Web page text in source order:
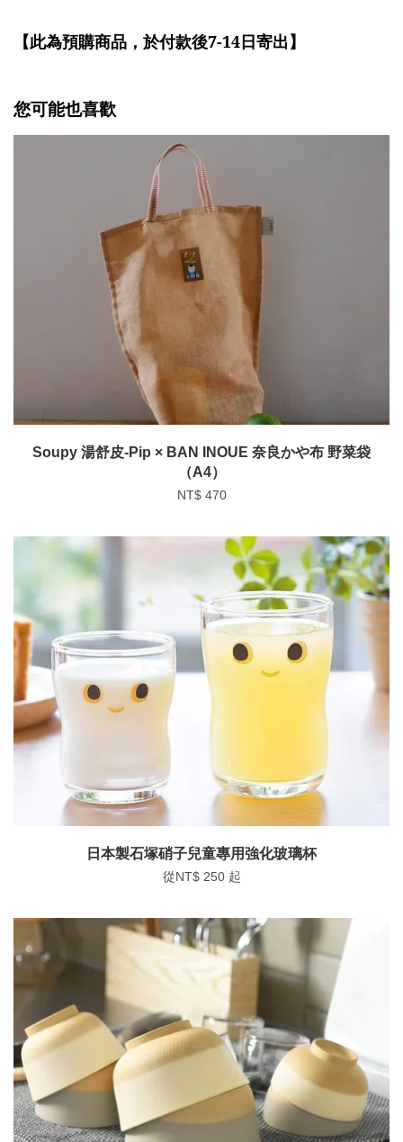
【此為預購商品，於付款後7-14日寄出】
您可能也喜歡
Soupy 湯舒皮-Pip × BAN INOUE 奈良かや布 野菜袋
（A4）
NT$ 470
日本製石塚硝子兒童專用強化玻璃杯
從 NT$ 250 起